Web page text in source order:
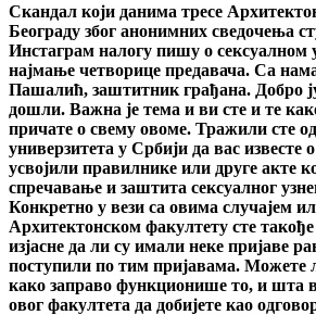
Скандал који данима тресе
Београду због анонимних сведочења
Инстаграм налогу пишу о сексуалном
најмање четворице предавача. Са нама
Пашалић, заштитник грађана. Добро
дошли. Важна је тема и ви сте и те
причате о свему овоме. Тражили сте
универзитета у Србији да вас известе
усвојили правилнике или друге акте
спречавање и заштита сексуалног
Конкретно у вези са овима случајем
Архитектонском факултету сте
изјасне да ли су имали неке пријаве
поступили по тим пријавама. Можете
како заправо функционише то, и шта
овог факултета да добијете као